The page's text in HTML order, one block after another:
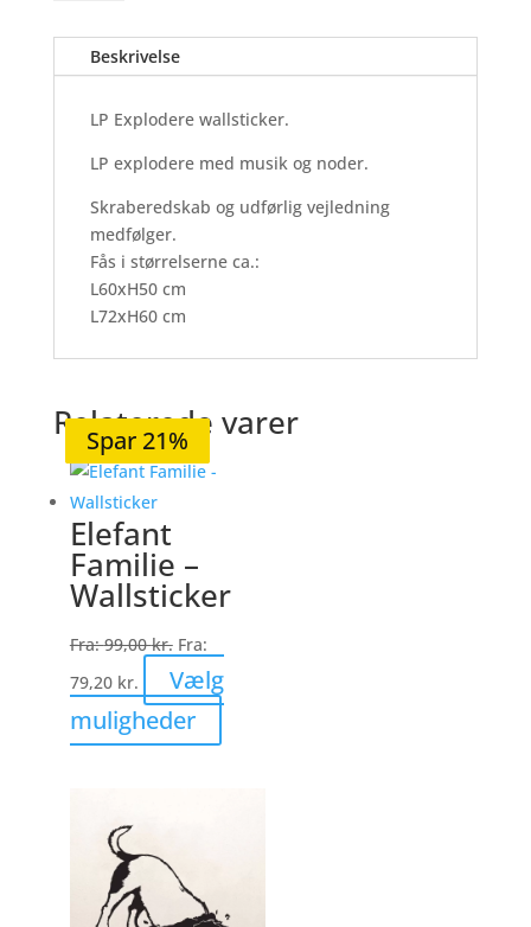
antalBeskrivelse
LP Explodere wallsticker.
LP explodere med musik og noder.
Skraberedskab og udførlig vejledning
medfølger.
Fås i størrelserne ca.:
L60xH50 cm
L72xH60 cm
Relaterede varer
Spar 20%
Elefant
Familie –
Wallsticker
Fra:99,00kr. Fra:
79,20 kr.
Vælg
muligheder
vare
Spar 20%
Spar 20%
Spar 20%
Spar 21%